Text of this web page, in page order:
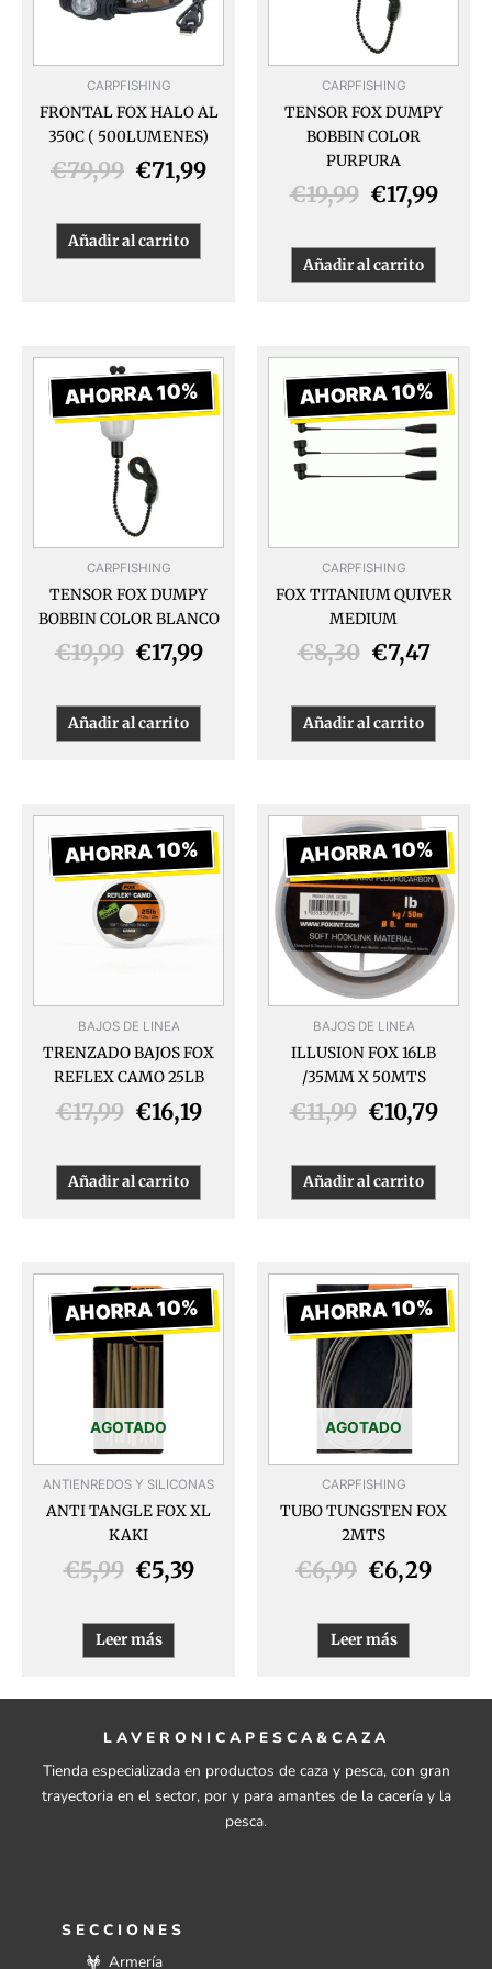
CARPFISHING
FRONTAL FOX HALO AL
350C ( 500LUMENES)
€79,99 €71,99
Añadir al carrito
CARPFISHING
TENSOR FOX DUMPY
BOBBIN COLOR
PURPURA
€19,99 €17,99
Añadir al carrito
AHORRA 10%
CARPFISHING
TENSOR FOX DUMPY
BOBBIN COLOR BLANCO
€19,99
El
precio
original
€19,99.
€17,99
El
precio
actual
Añadir al carrito
AHORRA 10%
CARPFISHING
FOX TITANIUM QUIVER
MEDIUM
€8,30
El
precio
original
era:
€8,30.
€7,47
El
es:
€7,47.
Añadir al carrito
AHORRA 10%
BAJOS DE LINEA
TRENZADO BAJOS FOX
REFLEX CAMO 25LB
€17,99
El
precio
original
era:
€17,99.
€16,19
El
precio
actual
Añadir al carrito
AHORRA 10%
BAJOS DE LINEA
ILLUSION FOX 16LB
/35MM X 50MTS
€11,99
El
precio
original
era:
€11,99.
€10,79
El
es:
Añadir al carrito
AHORRA 10%
AGOTADO
ANTIENREDOS Y SILICONAS
ANTI TANGLE FOX XL
KAKI
€5,99
El
precio
original
era:
€5,39
El
precio
actual
Leer más
AHORRA 10%
AGOTADO
CARPFISHING
TUBO TUNGSTEN FOX
2MTS
€6,99
El
precio
original
era:
€6,99.
€6,29
El
Leer más
LAVERONICAPESCA&CAZA
Tienda especializada en productos de caza y pesca, con gran
trayectoria en el sector, por y para amantes de la cacería y la
pesca.
SECCIONES
Armería